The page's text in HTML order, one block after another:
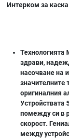
Интерком за
Технологията
здрави,
насочване на
значителните
оригиналния
Устройствата
помежду си в
скорост.
между